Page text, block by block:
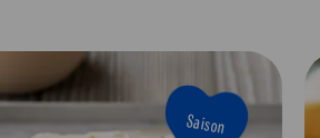
Saison